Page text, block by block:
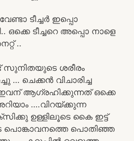
ടീച്ചർ ഇപ്പൊ
ഒക്കെ ടീച്ചറെ അപ്പൊ നാളെ
..
സുനിതയുടെ ശരീരം
… ചെക്കൻ വിചാരിച്ച
ആഗ്രഹിക്കുന്നത് ഒക്കെ
….വിറയ്ക്കുന്ന
ഉള്ളിലൂടെ കൈ ഇട്ട്
പൊതിഞ്ഞ